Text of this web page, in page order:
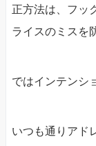
正方法は、フッ
ライスのミスを
ではインテンシ
いつも通りアド